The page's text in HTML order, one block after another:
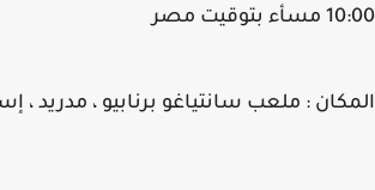
مصر
: ملعب سانتياغو برنابيو ، مدريد ،